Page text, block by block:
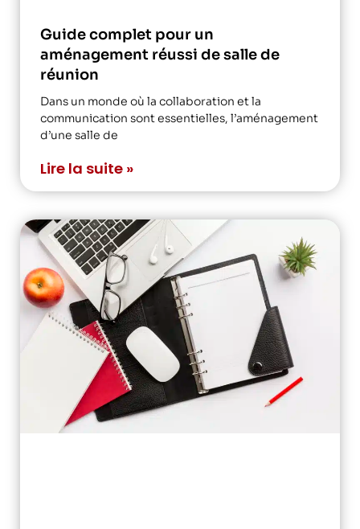
Guide complet pour un
aménagement réussi de salle de
réunion
Dans un monde où la collaboration et la
communication sont essentielles, l’aménagement
d’une salle de
Lire la suite »